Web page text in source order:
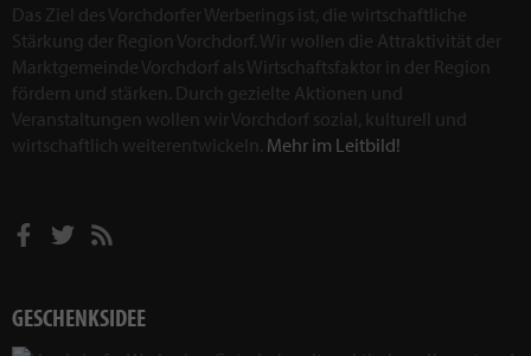
Das Ziel des Vorchdorfer Werberings ist, die wirtschaftliche
Stärkung der Region Vorchdorf. Wir wollen die Attraktivität der
Marktgemeinde Vorchdorf als Wirtschaftsfaktor in der Region
fördern und stärken. Durch gezielte Aktionen und
Veranstaltungen wollen wir Vorchdorf sozial, kulturell und
wirtschaftlich weiterentwickeln. Mehr im Leitbild!
GESCHENKSIDEE